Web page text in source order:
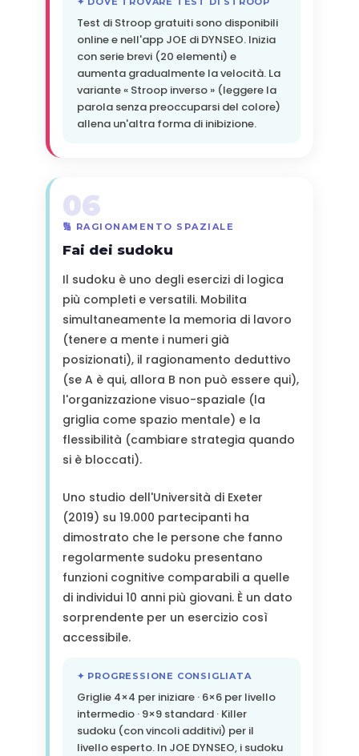
Test di Stroop gratuiti sono disponibili
online e nell'app JOE di DYNSEO. Inizia
con serie brevi (20 elementi) e
aumenta gradualmente la velocità. La
variante « Stroop inverso » (leggere la
parola senza preoccuparsi del colore)
allena un'altra forma di inibizione.
06
🔢 RAGIONAMENTO SPAZIALE
Fai dei sudoku
Il sudoku è uno degli esercizi di logica
più completi e versatili. Mobilita
simultaneamente la memoria di lavoro
(tenere a mente i numeri già
posizionati), il ragionamento deduttivo
(se A è qui, allora B non può essere qui),
l'organizzazione visuo-spaziale (la
griglia come spazio mentale) e la
flessibilità (cambiare strategia quando
si è bloccati).
Uno studio dell'Università di Exeter
(2019) su 19.000 partecipanti ha
dimostrato che le persone che fanno
regolarmente sudoku presentano
funzioni cognitive comparabili a quelle
di individui 10 anni più giovani. È un dato
sorprendente per un esercizio così
accessibile.
✦ PROGRESSIONE CONSIGLIATA
Griglie 4×4 per iniziare · 6×6 per livello
intermedio · 9×9 standard · Killer
sudoku (con vincoli additivi) per il
livello esperto. In JOE DYNSEO, i sudoku